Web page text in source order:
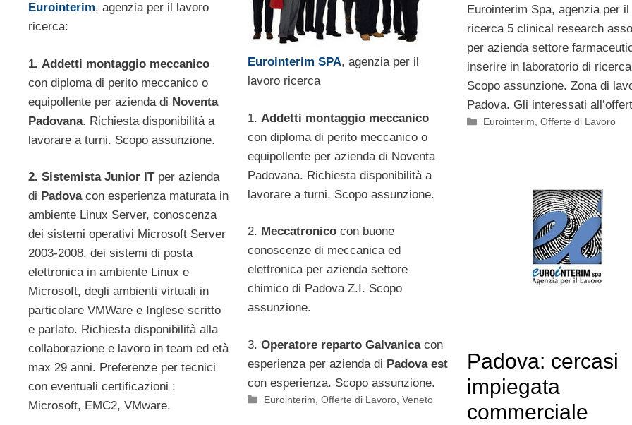
Eurointerim, agenzia per il lavoro
ricerca:
1. Addetti montaggio meccanico
con diploma di perito meccanico o
equipollente per azienda di Noventa
Padovana. Richiesta disponibilità a
lavorare a turni. Scopo assunzione.
2. Sistemista Junior ITper azienda
di Padovacon esperienza maturata in
ambiente Linux Server, conoscenza
dei sistemi operativi Microsoft Server
2003‐2008, dei sistemi di posta
elettronica in ambiente Linux e
Microsoft, degli ambienti virtuali in
particolare VMWare e Inglese scritto
e parlato. Richiesta disponibilità alla
collaborazione e lavoro in team ed età
max 29 anni. Preferenze per tecnici
con eventuali certificazioni :
Microsoft, EMC2, VMware.
Eurointerim SPA, agenzia per il
lavoro ricerca
1. Addetti montaggio meccanico
con diploma di perito meccanico o
equipollente per azienda di Noventa
Padovana. Richiesta disponibilità a
lavorare a turni. Scopo assunzione.
2. Meccatronicocon buone
conoscenze di meccanica ed
elettronica per azienda settore
chimico di Padova Z.I. Scopo
assunzione.
3. Operatore reparto Galvanicacon
esperienza per azienda di Padova est
con esperienza. Scopo assunzione.
Categorie
Eurointerim ,Offerte di Lavoro ,Veneto
Eurointerim Spa, agenzia per
ricerca 5 clinical research
per azienda settore
inserire in laboratorio di
Scopo assunzione. Zona di
Padova. Gli interessati
Categorie
Eurointerim,Offerte di Lavoro
Padova: cercasi
impiegata
commerciale